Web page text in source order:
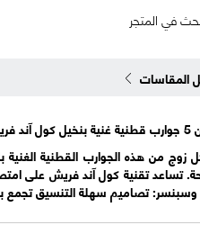
في المتجر
المقاسات
فريش™
زوج من هذه الجوارب القطنية الغنية
تساعد تقنية كول آند فريش على
تصاميم سهلة التنسيق تجمع